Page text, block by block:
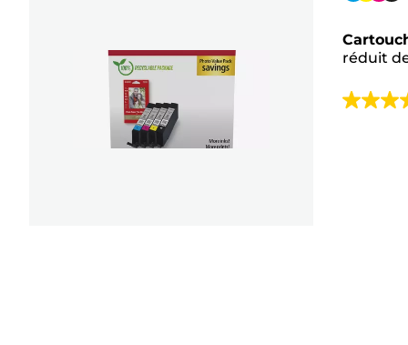
réduit
4.4